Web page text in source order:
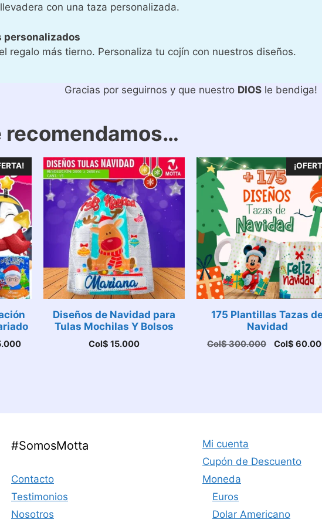
con una taza personalizada.
personalizados
regalo más tierno. Personaliza tu cojín con nuestros diseños.
Gracias por seguirnos y que nuestro DIOSle bendiga!
recomendamos…
El
Diseños de Navidad para
Tulas Mochilas Y Bolsos
Col$ 15.000
175 Plantillas Tazas
Navidad
Col$300.000
El
Col$
#SomosMotta
Contacto
Testimonios
Nosotros
Mi cuenta
Cupón de Descuento
Moneda
Euros
Dolar Americano